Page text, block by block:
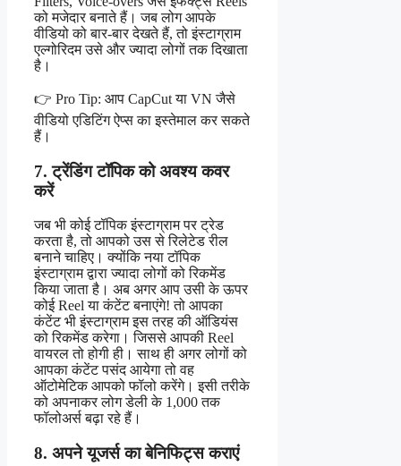
को मजेदार बनाते हैं। जब लोग आपके
वीडियो को बार-बार देखते हैं, तो इंस्टाग्राम
एल्गोरिदम उसे और ज्यादा लोगों तक दिखाता
है।
👉 Pro Tip: आप CapCut या VN जैसे
वीडियो एडिटिंग ऐप्स का इस्तेमाल कर सकते
हैं।
7. ट्रेंडिंग टॉपिक को अवश्य कवर
करें
जब भी कोई टॉपिक इंस्टाग्राम पर ट्रेड
करता है, तो आपको उस से रिलेटेड रील
बनाने चाहिए। क्योंकि नया टॉपिक
इंस्टाग्राम द्वारा ज्यादा लोगों को रिकमेंड
किया जाता है। अब अगर आप उसी के ऊपर
कोई Reel या कंटेंट बनाएंगे! तो आपका
कंटेंट भी इंस्टाग्राम इस तरह की ऑडियंस
को रिकमेंड करेगा। जिससे आपकी Reel
वायरल तो होगी ही। साथ ही अगर लोगों को
आपका कंटेंट पसंद आयेगा तो वह
ऑटोमेटिक आपको फॉलो करेंगे। इसी तरीके
को अपनाकर लोग डेली के 1,000 तक
फॉलोअर्स बढ़ा रहे हैं।
8. अपने यूजर्स का बेनिफिट्स कराएं